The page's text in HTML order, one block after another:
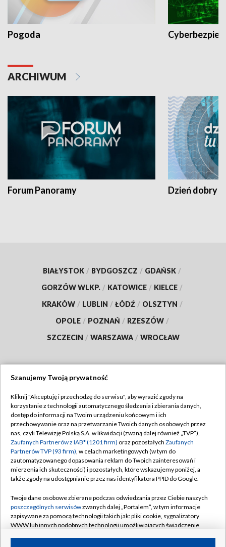
Pogoda
ARCHIWUM
Forum Panoramy Dzień dobry
BIAŁYSTOK / BYDGOSZCZ / GDAŃSK /
GORZÓW WLKP. / KATOWICE / KIELCE /
KRAKÓW / LUBLIN / ŁÓDŹ / OLSZTYN /
OPOLE / POZNAŃ / RZESZÓW /
SZCZECIN / WARSZAWA / WROCŁAW
TVP
Abonament TVP
Emisja w TVP
Centrum informacji TVP
Naziemna Telewizja Cyfrowa
Rada Programowa
System NOS
Informacje o nadawcy
Regulamin TVP
Polityka prywatności
Moje zgody
Pomoc
Kontakt
Kanały
Szanujemy Twoją prywatność
Kliknij "Akceptuję i przechodzę do serwisu", aby wyrazić zgody na
korzystanie z technologii automatycznego śledzenia i zbierania danych,
dostęp do informacji na Twoim urządzeniu końcowym i ich
przechowywanie oraz na przetwarzanie Twoich danych osobowych przez
nas, czyli Telewizję Polską S.A. w likwidacji (zwaną dalej również „TVP”),
Zaufanych Partnerów z IAB* (1201 firm) oraz pozostałych Zaufanych
Partnerów TVP (93 firm), w celach marketingowych (w tym do
zautomatyzowanego dopasowania reklam do Twoich zainteresowań i
mierzenia ich skuteczności) i pozostałych, które wskazujemy poniżej, a
także zgody na udostępnianie przez nas identyfikatora PPID do Google.
Twoje dane osobowe zbierane podczas odwiedzania przez Ciebie naszych
poszczególnych serwisówzwanych dalej „Portalem”, w tym informacje
zapisywane za pomocą technologii takich jak: pliki cookie, sygnalizatory
WWW lub innych podobnych technologii umożliwiających świadczenie